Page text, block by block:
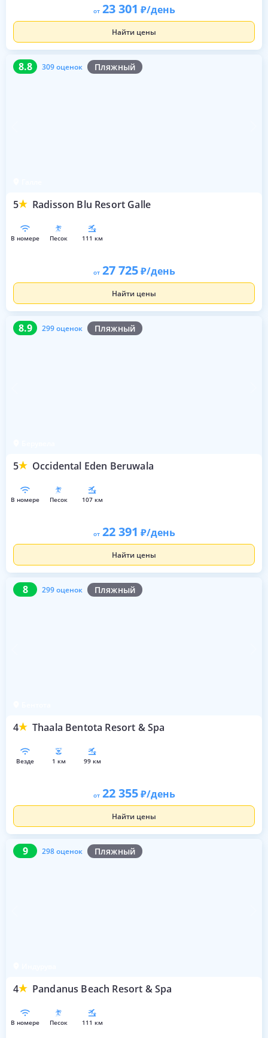
от 23 301 /день
Найти цены
8.8 309 оценок Пляжный
5 Radisson Blu Resort Galle
8.8 309 оценок
в номере песок 111 км
от 27 725 /день
Найти цены
8.9 299 оценок Пляжный
5 Occidental Eden Beruwala
8.9 299 оценок
в номере песок 107 км
от 22 391 /день
Найти цены
8 299 оценок Пляжный
4 Thaala Bentota Resort & Spa
8 299 оценок
везде 1 км 99 км
от 22 355 /день
Найти цены
9 298 оценок Пляжный
4 Pandanus Beach Resort & Spa
9 298 оценок
в номере песок 111 км